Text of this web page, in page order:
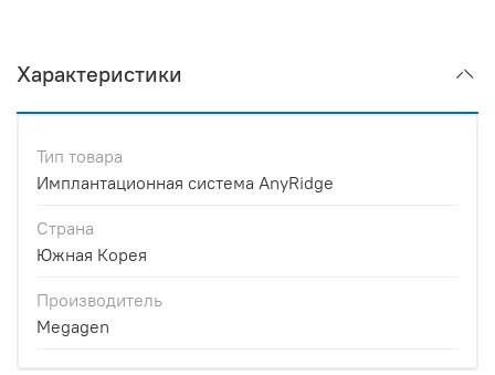
Характеристики
Тип товара
Имплантационная система AnyRidge
Страна
Южная Корея
Производитель
Megagen